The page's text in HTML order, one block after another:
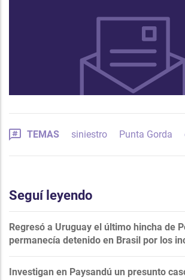
TEMAS siniestro Punta Gorda
Seguí leyendo
Regresó a Uruguay el último hincha de
permanecía detenido en Brasil por los
Investigan en Paysandú un presunto